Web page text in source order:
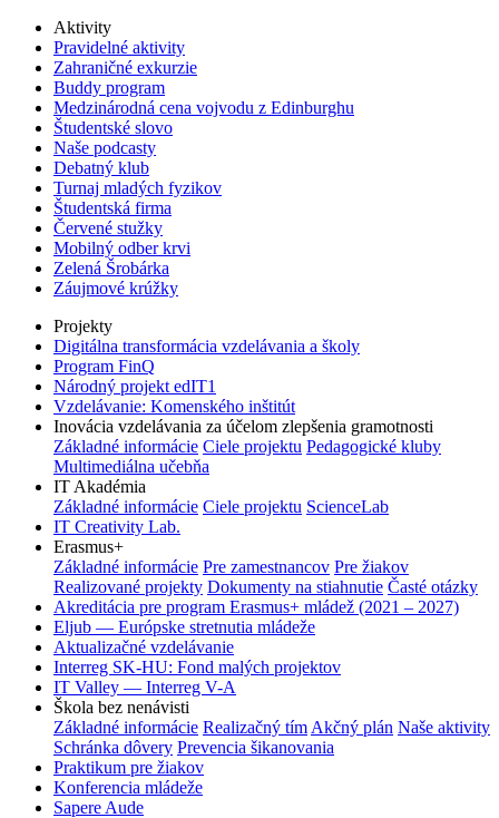
Aktivity
Pravidelné aktivity
Zahraničné exkurzie
Buddy program
Medzinárodná cena vojvodu z Edinburghu
Študentské slovo
Naše podcasty
Debatný klub
Turnaj mladých fyzikov
Študentská firma
Červené stužky
Mobilný odber krvi
Zelená Šrobárka
Záujmové krúžky
Projekty
Digitálna transformácia vzdelávania a školy
Program FinQ
Národný projekt edIT1
Vzdelávanie: Komenského inštitút
Inovácia vzdelávania za účelom zlepšenia gramotnosti
Základné informácie Ciele projektu Pedagogické kluby
Multimediálna učebňa
IT Akadémia
Základné informácie Ciele projektu ScienceLab
IT Creativity Lab.
Erasmus+
Základné informácie Pre zamestnancov Pre žiakov
Realizované projekty Dokumenty na stiahnutie Časté otázky
Akreditácia pre program Erasmus+ mládež (2021 – 2027)
Eljub — Európske stretnutia mládeže
Aktualizačné vzdelávanie
Interreg SK-HU: Fond malých projektov
IT Valley — Interreg V-A
Škola bez nenávisti
Základné informácie Realizačný tím Akčný plán Naše aktivity
Schránka dôvery Prevencia šikanovania
Praktikum pre žiakov
Konferencia mládeže
Sapere Aude